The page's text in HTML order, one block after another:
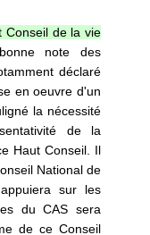
Conseil de la vie
note des
déclaré
en oeuvre d'un
la nécessité
de la
Haut Conseil. Il
National de
sur les
du CAS sera
de ce Conseil